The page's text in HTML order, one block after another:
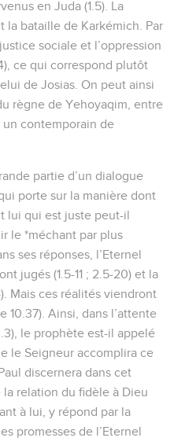
en Juda (1.5). La
la bataille de Karkémich. Par
sociale et l’oppression
ce qui correspond plutôt
de Josias. On peut ainsi
règne de Yehoyaqim, entre
contemporain de
partie d’un dialogue
porte sur la manière dont
lui qui est juste peut-il
le *méchant par plus
ses réponses, l’Eternel
jugés (1.5-11 ; 2.5-20) et la
Mais ces réalités viendront
10.37). Ainsi, dans l’attente
le prophète est-il appelé
le Seigneur accomplira ce
discernera dans cet
relation du fidèle à Dieu
à lui, y répond par la
promesses de l’Eternel